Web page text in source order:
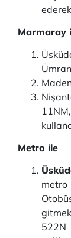
Marmaray
Metro ile